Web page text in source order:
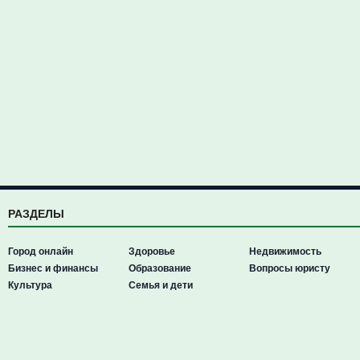
РАЗДЕЛЫ
Город онлайн
Бизнес и финансы
Культура
Здоровье
Образование
Семья и дети
Недвижимость
Вопросы юристу